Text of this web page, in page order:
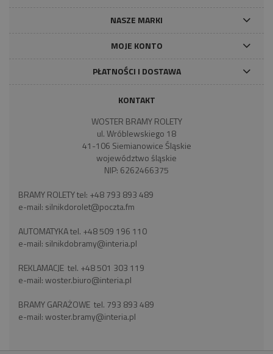
NASZE MARKI
MOJE KONTO
PŁATNOŚCI I DOSTAWA
KONTAKT
WOSTER BRAMY ROLETY
ul. Wróblewskiego 18
41-106 Siemianowice Śląskie
województwo śląskie
NIP: 6262466375
BRAMY ROLETY tel: +48 793 893 489
e-mail: silnikdorolet@poczta.fm
AUTOMATYKA tel. +48 509 196 110
e-mail: silnikdobramy@interia.pl
REKLAMACJE tel. +48 501 303 119
e-mail:woster.biuro@interia.pl
BRAMY GARAŻOWE tel. 793 893 489
e-mail:woster.bramy@interia.pl